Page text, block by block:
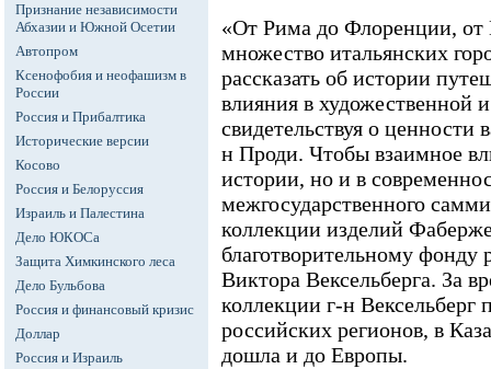
Признание независимости
Абхазии и Южной Осетии
Автопром
Ксенофобия и неофашизм в
России
Россия и Прибалтика
Исторические версии
Косово
Россия и Белоруссия
Израиль и Палестина
Дело ЮКОСа
Защита Химкинского леса
Дело Бульбова
Россия и финансовый кризис
Доллар
Россия и Израиль
«От Рима до Флоренции, от
множество итальянских
рассказать об истории
влияния в художественной
свидетельствуя о ценности
н Проди. Чтобы взаимное
истории, но и в
межгосударственного
коллекции изделий
благотворительному фонду
Виктора Вексельберга. За
коллекции г-н Вексельберг
российских регионов, в
дошла и до Европы.